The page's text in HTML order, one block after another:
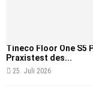
Tineco Floor One S5
Praxistest des...
25. Juli 2026